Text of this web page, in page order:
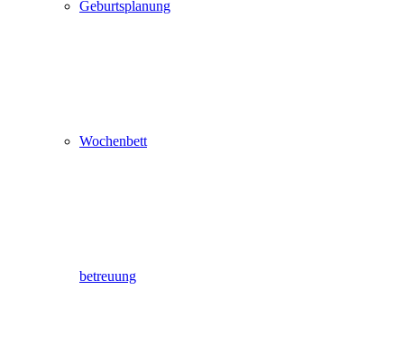
Geburtsplanung
Wochenbett
betreuung